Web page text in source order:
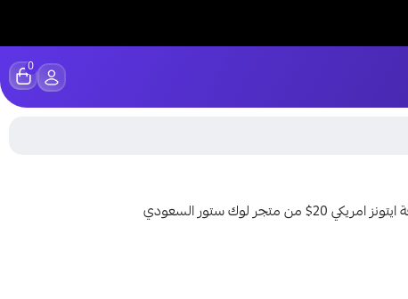
0
بطاقة آيتونز 20 دولار – من متجر لوك ستور السعودي بطاقة ايتونز امريكي 20$ من متجر لوك ستور السعودي